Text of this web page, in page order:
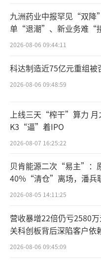
换而言之，不
数量庞大的基础上
此前，并计划登陆资
就在钱大妈高
传出加盟商亏损、
报道，从2019年到
店数量已经超过350
店，快速开店的同时
有加盟商表示
损30万到40万元。
商亏损一个重要原
门店每天19时开始
个小时，再多打一
这直接导致部分消
九洲药业中报罕见“双降
单“退潮”、新业务难“
难关待闯
2026-08-06 09:44:11
科达制造近75亿元重组被
2026-08-06 09:48:59
上线三天“榨干”算力 月
K3“逼”着IPO
2026-08-07 16:25:22
贝肯能源二次“易主”：
40%“清仓”离场，潘兵
宏科百世拟入主
2026-08-05 14:11:25
营收暴增22倍仍亏2580
关科创板背后深陷客户依
困局
2026-08-06 09:45:09